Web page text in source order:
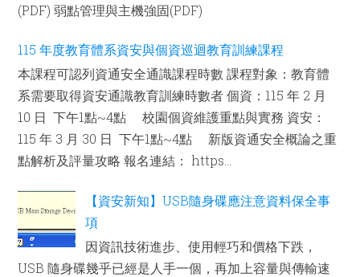
(PDF) 弱點管理與主機強固(PDF)
115 年度教育體系資安與個資巡迴教育訓練課程
本課程可認列資通安全通識課程時數 課程對象：教育體
系需要取得資安通識教育訓練時數者 個資：115 年 2 月
10 日 下午1點~4點 校園個資維護重點與實務 資安：
115 年 3 月 30 日 下午1點~4點 新版資通安全概論之重
點解析及評量攻略 報名連結： https...
【資安新知】USB隨身碟應注意資料保全事
項
因資訊技術進步、使用輕巧和價格下跌，
USB 隨身碟幾乎已經是人手一個，再加上容量與傳輸速